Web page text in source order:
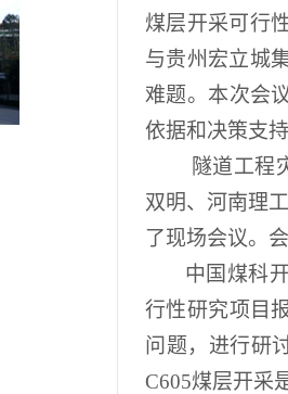
煤层开采可行
与贵州宏立城
难题。 本次会
依据和决策支
隧道工程
双明、河南理
了现场会议。
中国煤科
行性研究项目
问题，进行研
C605煤层开采